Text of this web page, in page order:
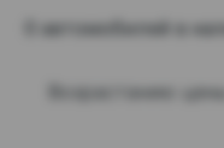
0 автомобилей в
Возрастанию цены